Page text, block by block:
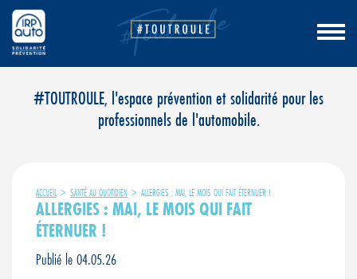
#TOUTROULE, l'espace prévention et solidarité pour les
professionnels de l'automobile.
ACCUEIL > SANTÉ AU QUOTIDIEN > ALLERGIES : MAI, LE MOIS QUI FAIT ÉTERNUER !
ALLERGIES : MAI, LE MOIS QUI FAIT
ÉTERNUER !
Publié le 04.05.26